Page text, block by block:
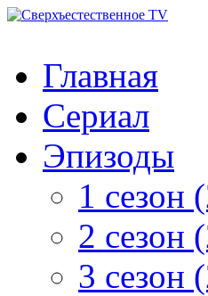
Главная
Сериал
Эпизоды
1 сезон
2 сезон
3 сезон